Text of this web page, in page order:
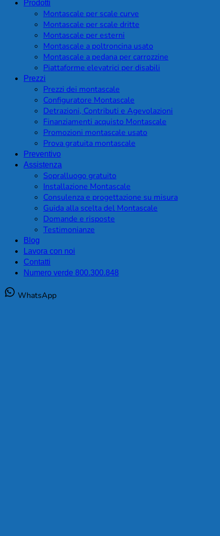
Prodotti
Montascale per scale curve
Montascale per scale dritte
Montascale per esterni
Montascale a poltroncina usato
Montascale a pedana per carrozzine
Piattaforme elevatrici per disabili
Prezzi
Prezzi dei montascale
Configuratore Montascale
Detrazioni, Contributi e Agevolazioni
Finanziamenti acquisto Montascale
Promozioni montascale usato
Prova gratuita montascale
Preventivo
Assistenza
Sopralluogo gratuito
Installazione Montascale
Consulenza e progettazione su misura
Guida alla scelta del Montascale
Domande e risposte
Testimonianze
Blog
Lavora con noi
Contatti
Numero verde 800.300.848
WhatsApp